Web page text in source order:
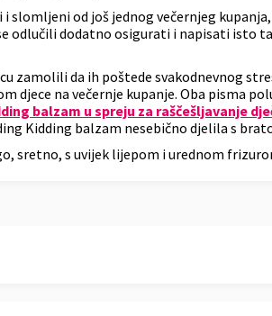
slomljeni od još jednog večernjeg
odlučili dodatno osigurati i napisati isto
zamolili da ih poštede svakodnevnog
djece na večernje kupanje. Oba pisma
balzam u spreju za raščešljavanje
Kidding balzam nesebično djelila s
sretno, s uvijek lijepom i urednom